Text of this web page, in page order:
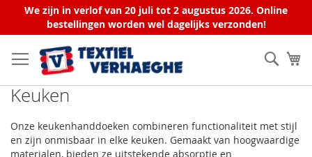
We zijn in verlof van 20 juli tot 2 augustus 2026. Online
bestellingen worden wel dagelijks verzonden!
naar
de
inhoud
Zoek
Keuken
Onze keukenhanddoeken combineren functionaliteit met stijl
en zijn onmisbaar in elke keuken. Gemaakt van hoogwaardige
materialen, bieden ze uitstekende absorptie en